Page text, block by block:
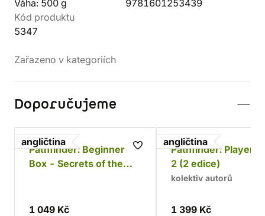
Váha: 500 g
9781601253439
Kód produktu
5347
Zařazeno v kategoriích
Doporučujeme
angličtina
Pathfinder: Beginner
Box - Secrets of the
1 049 Kč
angličtina
Pathfinder: Player
2 (2 edice)
kolektiv autorů
1 399 Kč